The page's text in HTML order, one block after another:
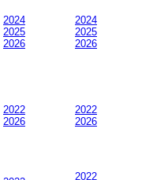
2024
2025
2026
2024
2025
2026
2022
2026
2022
2026
2022